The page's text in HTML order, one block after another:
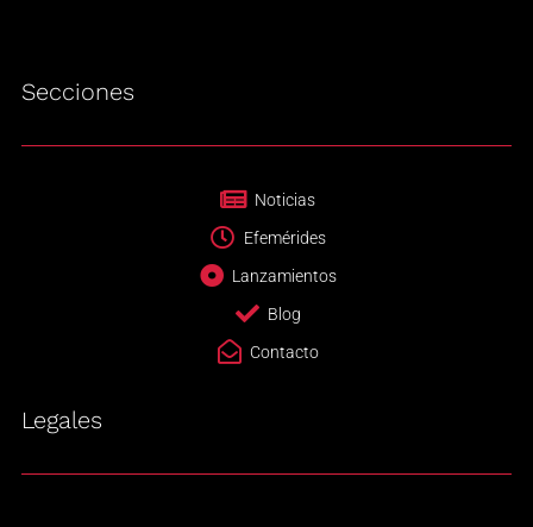
Secciones
Noticias
Efemérides
Lanzamientos
Blog
Contacto
Legales